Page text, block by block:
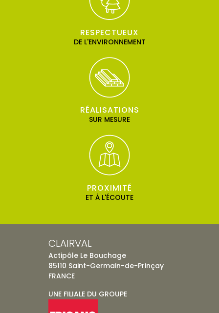
RESPECTUEUX
DE L'ENVIRONNEMENT
RÉALISATIONS
SUR MESURE
PROXIMITÉ
ET À L'ÉCOUTE
CLAIRVAL
Actipôle Le Bouchage
85110 Saint-Germain-de-Prinçay
FRANCE
UNE FILIALE DU GROUPE